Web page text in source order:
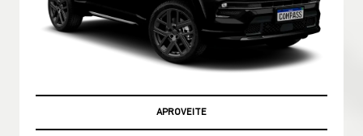
PRONTA ENTREGA